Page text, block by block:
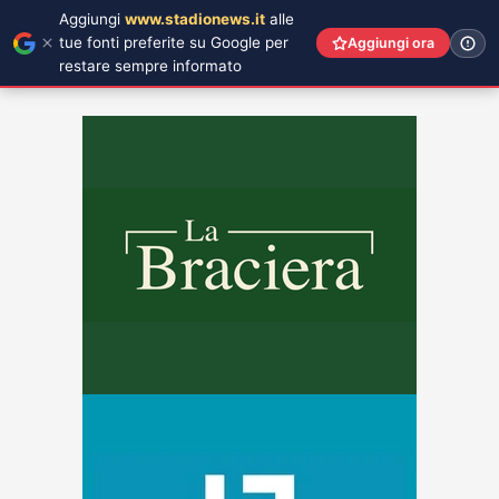
Aggiungi www.stadionews.it alle
tue fonti preferite su Google per
restare sempre informato
Aggiungi ora